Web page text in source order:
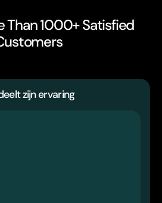
Than 1000+ Satisfied
zijn ervaring